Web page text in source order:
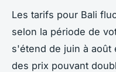
Les tarifs pour Bali
selon la période de
s'étend de juin à août
des prix pouvant